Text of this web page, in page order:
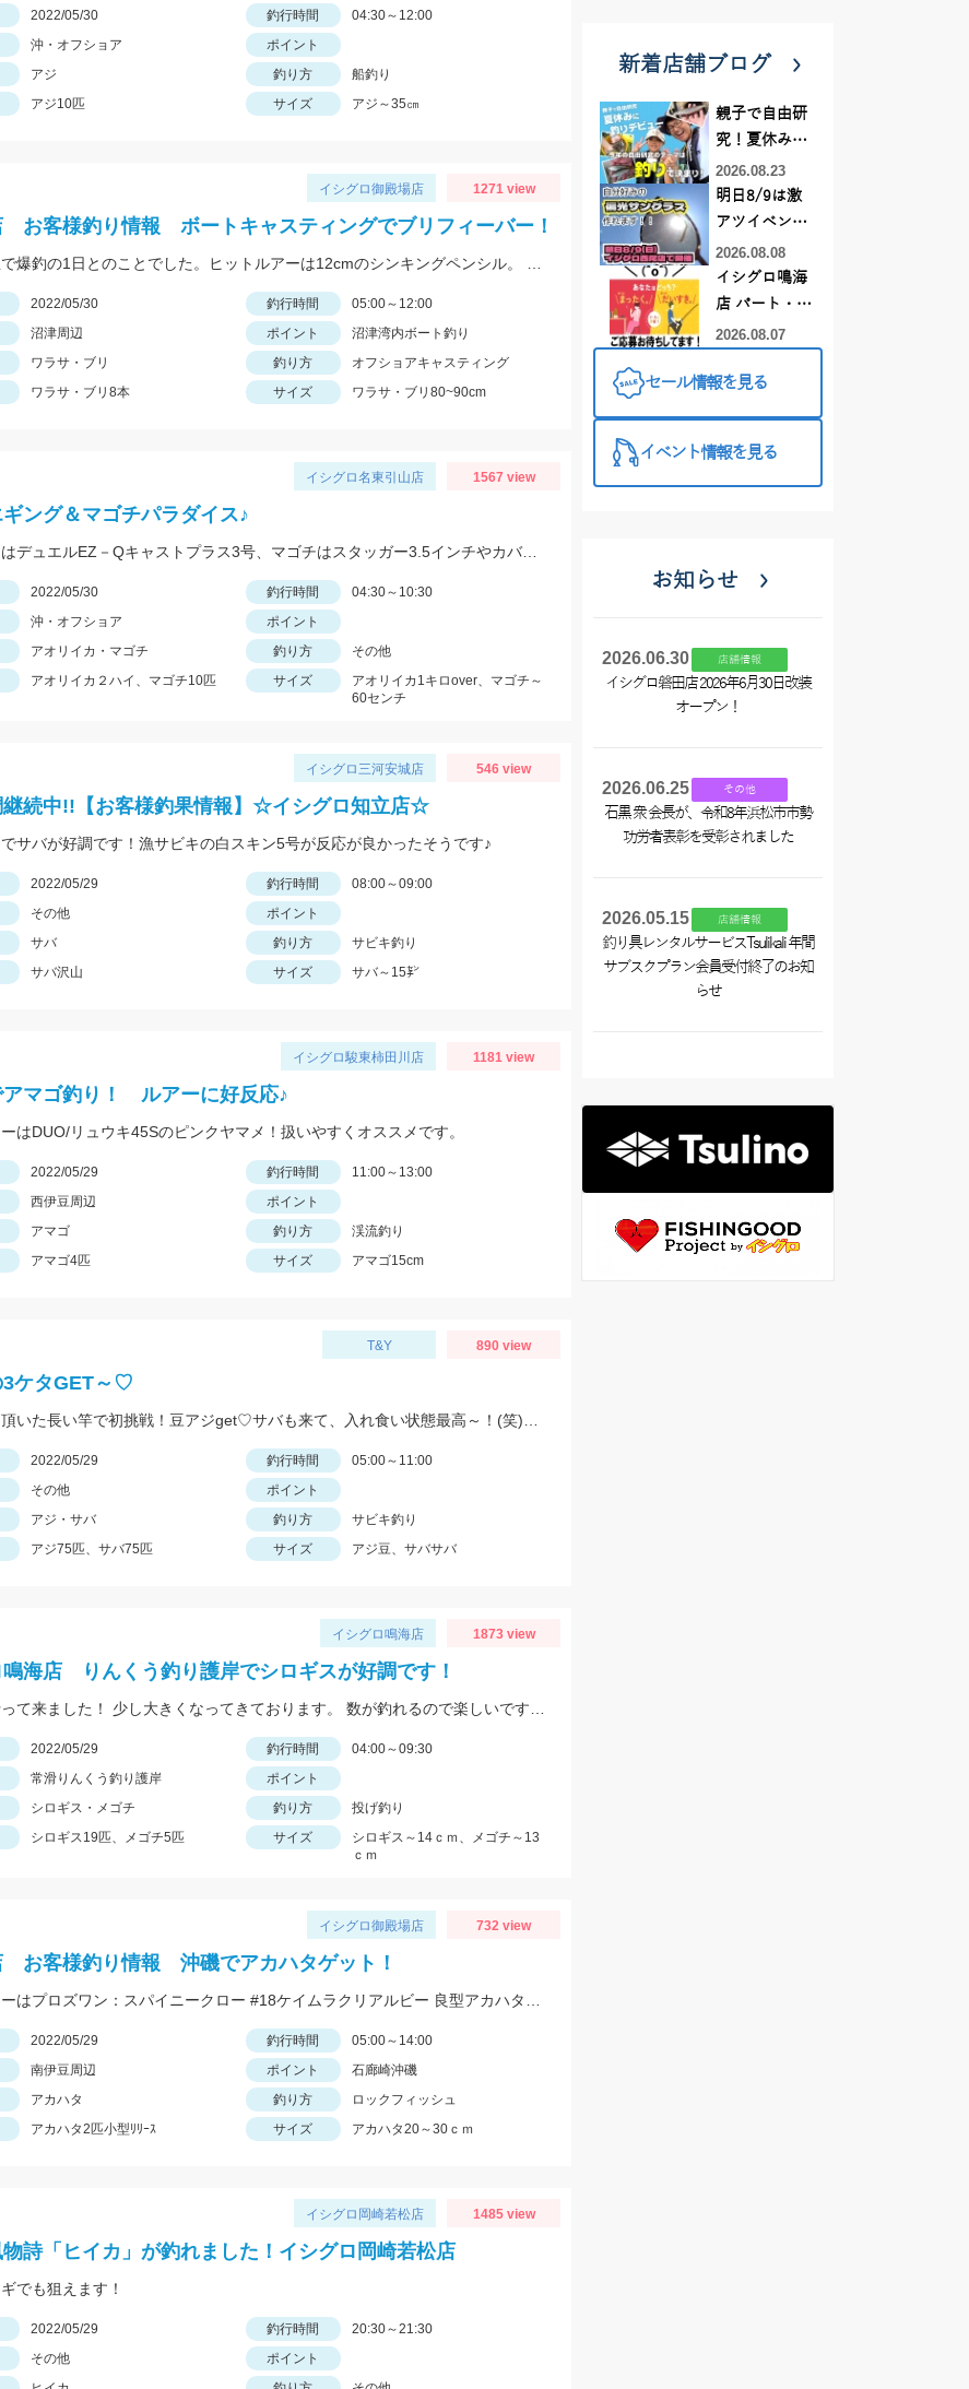
2022/05/30 釣行時間
04:30～12:00
沖・オフショア
ポイント
アジ 釣り方
船釣り
アジ10匹 サイズ アジ～35㎝
イシグロ御殿場店 1271 view
お客様釣り情報 ボートキャスティングでブリフィーバー！
2022/05/30 釣行時間
05:00～12:00
沼津周辺 ポイント
沼津湾内ボート釣り
ワラサ・ブリ 釣り方
オフショアキャスティング
ワラサ・ブリ8本 サイズ ワラサ・ブリ80~90cm
イシグロ名東引山店 1567 view
ング＆マゴチパラダイス♪
アオリイカはデュエルEZ－Qキャストプラス3号、マゴチはスタッガー3.5インチやカバークローグランデにヒット！
2022/05/30 釣行時間
04:30～10:30
沖・オフショア
ポイント
アオリイカ・マゴチ 釣り方
その他
アオリイカ２ハイ、マゴチ10匹 サイズ
アオリイカ1キロover、マゴチ～
60センチ
イシグロ三河安城店 546 view
継続中!!【お客様釣果情報】☆イシグロ知立店☆
サバが好調です！漁サビキの白スキン5号が反応が良かったそうです♪
2022/05/29 釣行時間
08:00～09:00
その他
ポイント
サバ 釣り方
サビキ釣り
サバ沢山 サイズ サバ～15㌢
イシグロ駿東柿田川店 1181 view
アマゴ釣り！ ルアーに好反応♪
はDUO/リュウキ45Sのピンクヤマメ！扱いやすくオススメです。
2022/05/29 釣行時間
11:00～13:00
西伊豆周辺
ポイント
アマゴ 釣り方
渓流釣り
アマゴ4匹 サイズ アマゴ15cm
T&Y 890 view
3ケタGET～♡
2022/05/29 釣行時間
05:00～11:00
その他
ポイント
アジ・サバ 釣り方
サビキ釣り
アジ75匹、サバ75匹 サイズ アジ豆、サバサバ
イシグロ鳴海店 1873 view
海店 りんくう釣り護岸でシロギスが好調です！
2022/05/29 釣行時間
04:00～09:30
常滑りんくう釣り護岸
ポイント
シロギス・メゴチ 釣り方
投げ釣り
シロギス19匹、メゴチ5匹 サイズ
シロギス～14ｃｍ、メゴチ～13
ｃｍ
イシグロ御殿場店 732 view
お客様釣り情報 沖磯でアカハタゲット！
2022/05/29 釣行時間
05:00～14:00
南伊豆周辺 ポイント
石廊崎沖磯
アカハタ 釣り方
ロックフィッシュ
アカハタ2匹小型ﾘﾘｰｽ サイズ アカハタ20～30ｃｍ
イシグロ岡崎若松店 1485 view
詩「ヒイカ」が釣れました！イシグロ岡崎若松店
でも狙えます！
2022/05/29 釣行時間
20:30～21:30
その他
ポイント
新着店舗ブログ
親子で自由研
究！夏休みに
釣りデビュー
2026.08.23
明日8/9は激
アツイベント
日！！！～オ
ーダー偏光グ
ラス受注会～
2026.08.08
イシグロ鳴海
店 パート・ア
ルバイトスタ
募集中！
2026.08.07
セール情報を見る
イベント情報を見る
お知らせ
2026.06.30 店舗情報
イシグロ磐田店 2026年6月30日改装
オープン！
2026.06.25 その他
石黒 衆 会長が、令和8年浜松市市勢
功労者表彰を受彰されました
2026.05.15 店舗情報
釣り具レンタルサービスTsulikali 年間
サブスクプラン会員受付終了のお知
らせ